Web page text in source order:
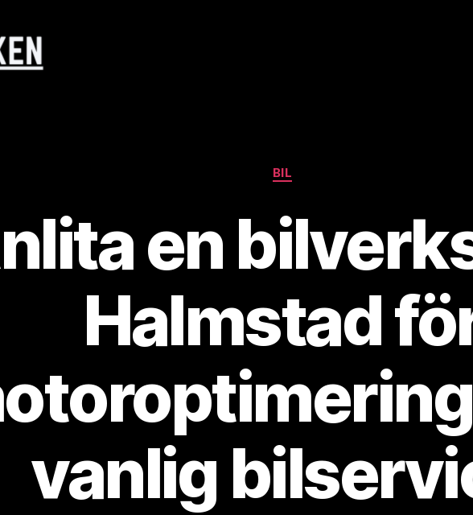
Kategorier
BIL
en
Halmstad
vanlig